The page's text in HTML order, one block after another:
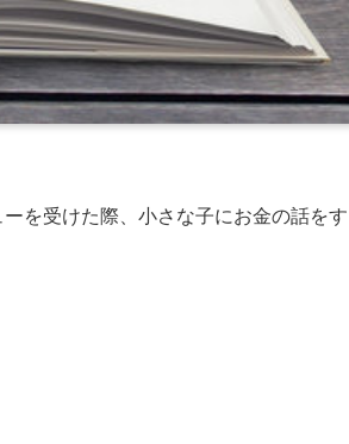
を受けた際、小さな子にお金の話をす